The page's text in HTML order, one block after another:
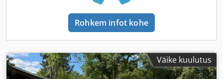
Rohkem infot kohe
Väike kuulutus